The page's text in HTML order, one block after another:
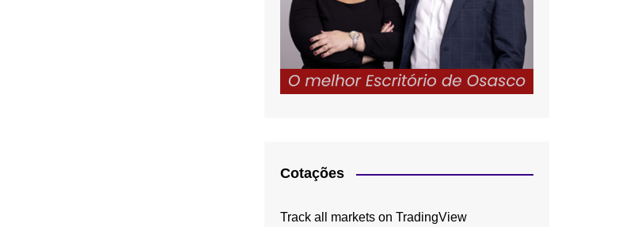
Cotações
Track all markets on TradingView